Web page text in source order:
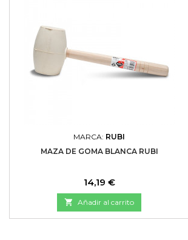
MARCA: RUBI
MAZA DE GOMA BLANCA RUBI
Precio
14,19 €
 Añadir al carrito